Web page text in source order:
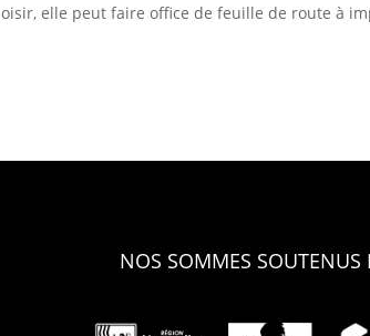
elle peut faire office de feuille de route à
NOS SOMMES SOUTENUS